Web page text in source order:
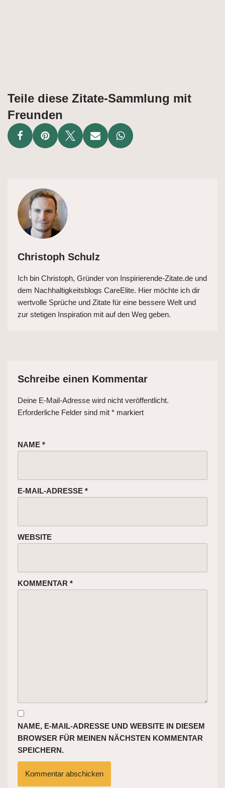
Teile diese Zitate-Sammlung mit
Freunden
Christoph Schulz
Ich bin Christoph, Gründer von Inspirierende-Zitate.de und
dem Nachhaltigkeitsblogs CareElite. Hier möchte ich dir
wertvolle Sprüche und Zitate für eine bessere Welt und
zur stetigen Inspiration mit auf den Weg geben.
Schreibe einen Kommentar
Deine E-Mail-Adresse wird nicht veröffentlicht.
Erforderliche Felder sind mit * markiert
NAME *
E-MAIL-ADRESSE *
WEBSITE
KOMMENTAR *
NAME, E-MAIL-ADRESSE UND WEBSITE IN DIESEM
BROWSER FÜR MEINEN NÄCHSTEN KOMMENTAR
SPEICHERN.